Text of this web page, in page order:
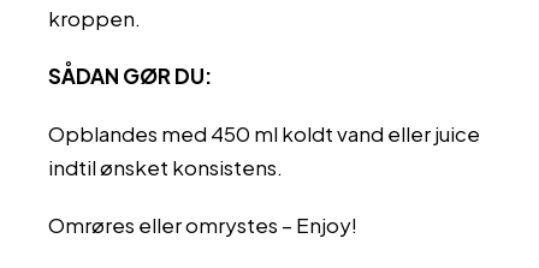
kroppen.
SÅDAN GØR DU:
Opblandes med 450 ml koldt vand eller juice
indtil ønsket konsistens.
Omrøres eller omrystes – Enjoy!